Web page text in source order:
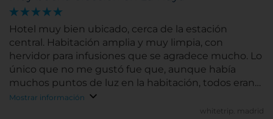
Hotel muy bien ubicado, cerca de la estación
central. Habitación amplia y muy limpia, con
hervidor para infusiones que se agradece mucho. Lo
único que no me gustó fue que, aunque había
muchos puntos de luz en la habitación, todos eran
de baja intensidad. Algún punto de luz con más
intensidad es importante para los que viajamos por
Mostrar información
whitetrip.
madrid